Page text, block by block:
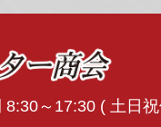
～17:30 ( 土日祝